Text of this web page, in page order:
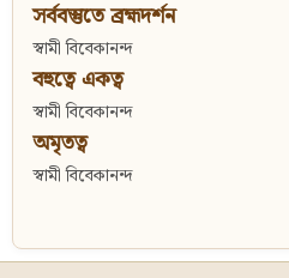
সর্ববস্তুতে ব্রহ্মদর্শন
স্বামী বিবেকানন্দ
বহুত্বে একত্ব
স্বামী বিবেকানন্দ
অমৃতত্ব
স্বামী বিবেকানন্দ